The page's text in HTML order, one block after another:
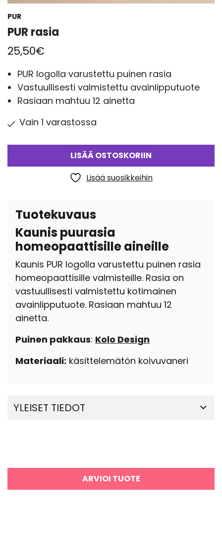
PUR
PUR rasia
25,50€
PUR logolla varustettu puinen rasia
Vastuullisesti valmistettu avainlipputuote
Rasiaan mahtuu 12 ainetta
Vain 1 varastossa
LISÄÄ OSTOSKORIIN
Lisää suosikkeihin
Tuotekuvaus
Kaunis puurasia
homeopaattisille aineille
Kaunis PUR logolla varustettu puinen rasia
homeopaattisille valmisteille. Rasia on
vastuullisesti valmistettu kotimainen
avainlipputuote. Rasiaan mahtuu 12
ainetta.
Puinen pakkaus: Kolo Design
Materiaali: käsittelemätön koivuvaneri
YLEISET TIEDOT
ARVIOI TUOTE